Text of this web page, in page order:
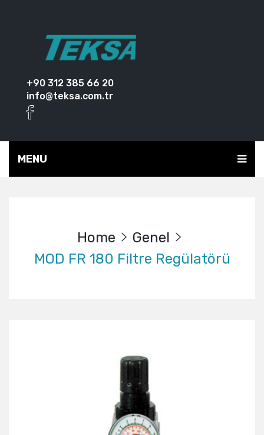
+90 312 385 66 20
info@teksa.com.tr
MENU
Home
Genel
MOD FR 180 Filtre Regülatörü